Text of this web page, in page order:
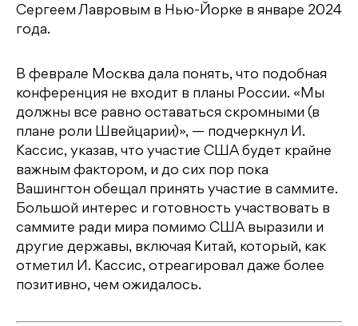
Сергеем Лавровым в Нью-Йорке в январе 2024
года.
В феврале Москва дала понять, что подобная
конференция не входит в планы России. «Мы
должны все равно оставаться скромными (в
плане роли Швейцарии)», — подчеркнул И.
Кассис, указав, что участие США будет крайне
важным фактором, и до сих пор пока
Вашингтон обещал принять участие в саммите.
Большой интерес и готовность участвовать в
саммите ради мира помимо США выразили и
другие державы, включая Китай, который, как
отметил И. Кассис, отреагировал даже более
позитивно, чем ожидалось.